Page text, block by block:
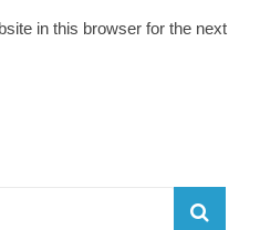
in this browser for the next